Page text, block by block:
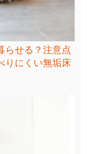
らせる？注意点
りにくい無垢床